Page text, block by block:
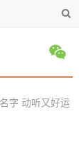
字 动听又好运